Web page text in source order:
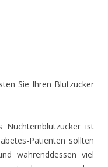
Sie Ihren Blutzucker
Nüchternblutzucker ist
Patienten sollten
währenddessen viel